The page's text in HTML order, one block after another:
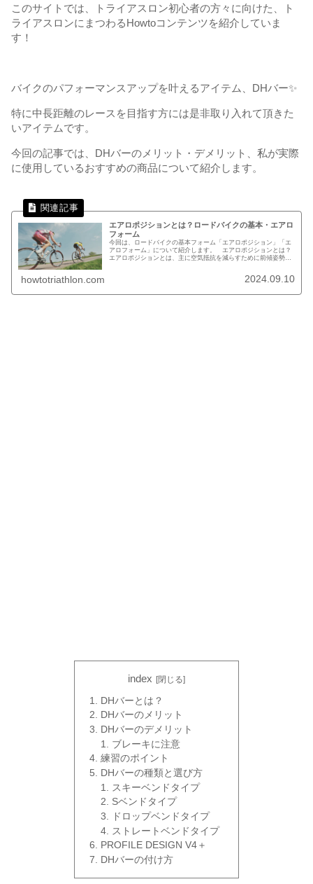
このサイトでは、トライアスロン初心者の方々に向けた、ト
ライアスロンにまつわるHowtoコンテンツを紹介していま
す！
バイクのパフォーマンスアップを叶えるアイテム、DHバー✨
特に中長距離のレースを目指す方には是非取り入れて頂きた
いアイテムです。
今回の記事では、DHバーのメリット・デメリット、私が実際
に使用しているおすすめの商品について紹介します。
エアロポジションとは？ロードバイクの基本・エアロ
フォーム
今回は、ロードバイクの基本フォーム「エアロポジション」「エ
アロフォーム」について紹介します。 エアロポジションとは？
エアロポジションとは、主に空気抵抗を減らすために前傾姿勢を
howtotriathlon.com 2024.09.10
index
DHバーとは？
DHバーのメリット
DHバーのデメリット
ブレーキに注意
練習のポイント
DHバーの種類と選び方
スキーベンドタイプ
Sベンドタイプ
ドロップベンドタイプ
ストレートベンドタイプ
PROFILE DESIGN V4＋
DHバーの付け方